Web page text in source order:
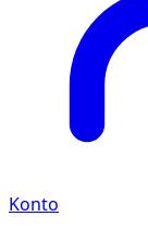
Konto